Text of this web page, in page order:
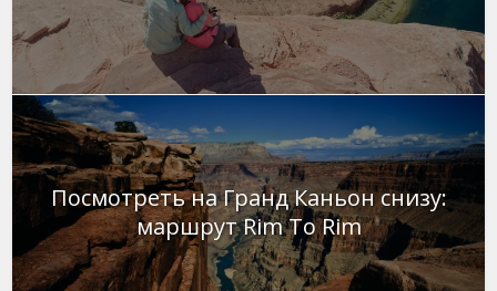
Посмотреть на Гранд Каньон снизу:
маршрут Rim To Rim